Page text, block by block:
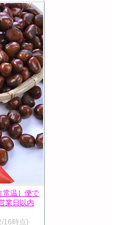
常温］便で
業日以内
16時点)